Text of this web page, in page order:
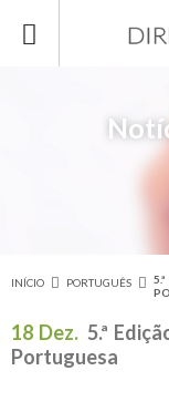
Está aqui
INÍCIO PORTUGUÊS
18 Dez. 5.ª
Portuguesa